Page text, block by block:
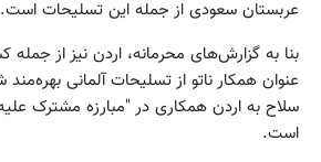
عربستان سعودی از جمله این تسلیحات است.
بنا به گزارش‌های محرمانه، اردن نیز از
عنوان همکار ناتو از تسلیحات آلمانی
سلاح به اردن همکاری در "مبارزه مشترک
است.